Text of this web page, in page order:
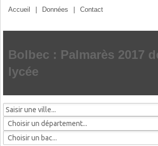
Accueil Données Contact
Bolbec : Palmarès 2017
lycée